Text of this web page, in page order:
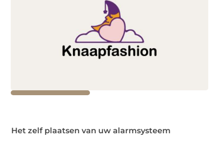
Het zelf plaatsen van uw alarmsysteem